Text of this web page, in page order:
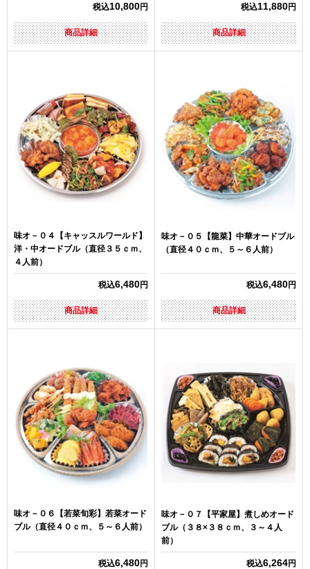
税込10,800円
商品詳細
税込11,880円
商品詳細
味オ－０４【キャッスルワールド】
洋・中オードブル（直径３５ｃｍ、
４人前）
税込6,480円
商品詳細
味オ－０５【龍菜】中華オードブル
（直径４０ｃｍ、５～６人前）
税込6,480円
商品詳細
味オ－０６【若菜旬彩】若菜オード
ブル（直径４０ｃｍ、５～６人前）
税込6,480円
味オ－０７【平家屋】煮しめオード
ブル（３８×３８ｃｍ、３～４人
前）
税込6,264円